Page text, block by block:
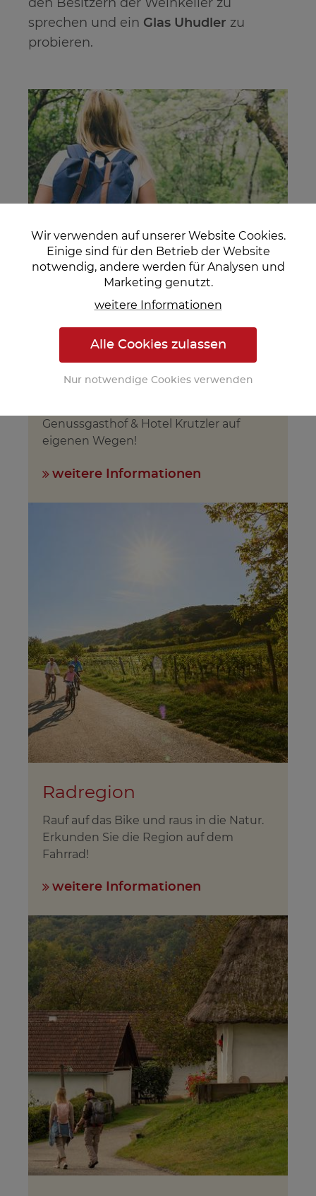
den Besitzern der Weinkeller zu
sprechen und ein Glas Uhudler zu
probieren.
Wanderregion
Genussgasthof & Hotel Krutzler auf
eigenen Wegen!
weitere Informationen
Radregion
Rauf auf das Bike und raus in die Natur.
Erkunden Sie die Region auf dem
Fahrrad!
weitere Informationen
Wir verwenden auf unserer Website Cookies.
Einige sind für den Betrieb der Website
notwendig, andere werden für Analysen und
Marketing genutzt.
weitere Informationen
Alle Cookies zulassen
Nur notwendige Cookies verwenden